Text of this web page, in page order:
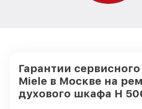
Гарантии
Miele в Москве на
духового шкафа H